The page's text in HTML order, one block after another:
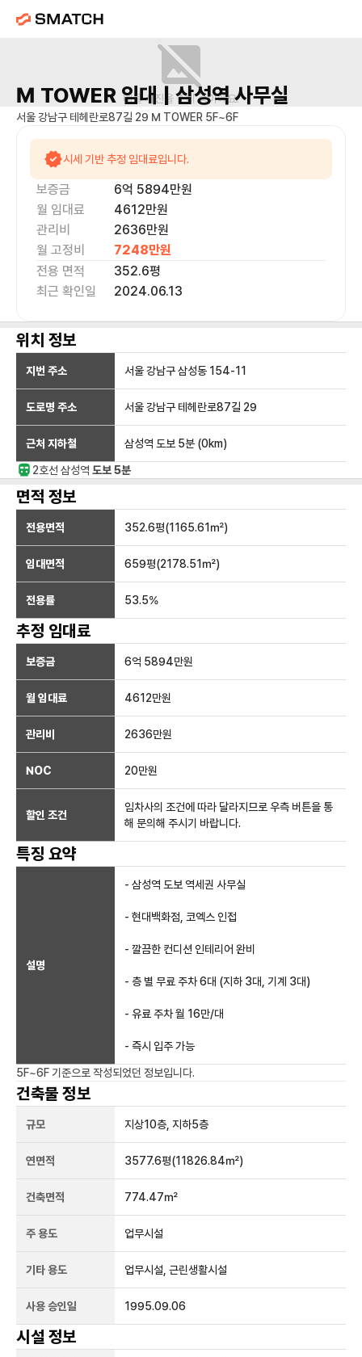
매물 사진을 준비 중이에요.
M TOWER 임대 | 삼성역사무실
서울 강남구 테헤란로87길 29 M TOWER 5F~6F
시세 기반 추정 임대료입니다.
보증금 6억 5894만원
월 임대료
4612만원
관리비
2636만원
월 고정비
7248만원
전용 면적
352.6평
최근 확인일
2024.06.13
위치 정보
지번 주소 서울 강남구 삼성동 154-11
도로명 주소 서울 강남구 테헤란로87길 29
근처 지하철 삼성역 도보 5분 (0km)
2호선 삼성역 도보 5분
면적 정보
전용면적 352.6평(1165.61㎡)
임대면적 659평(2178.51㎡)
전용률 53.5%
추정 임대료
보증금 6억 5894만원
월 임대료 4612만원
관리비 2636만원
NOC 20만원
할인 조건
임차사의 조건에 따라 달라지므로 우측 버튼을 통
해 문의해 주시기 바랍니다.
특징 요약
설명
- 삼성역 도보 역세권 사무실
- 현대백화점, 코엑스 인접
- 깔끔한 컨디션 인테리어 완비
- 층 별 무료 주차 6대 (지하 3대, 기계 3대)
- 유료 주차 월 16만/대
- 즉시 입주 가능
5F~6F 기준으로 작성되었던 정보입니다.
건축물 정보
규모 지상10층, 지하5층
연면적 3577.6평(11826.84㎡)
건축면적 774.47㎡
주 용도 업무시설
기타 용도 업무시설, 근린생활시설
사용 승인일 1995.09.06
시설 정보